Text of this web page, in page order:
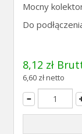
Mocny
Do
8,12 zł
6,60 zł netto